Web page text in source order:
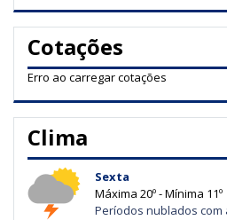
Cotações
Erro ao carregar cotações
Clima
Sexta
Máxima 20º - Mínima 11º
Períodos nublados